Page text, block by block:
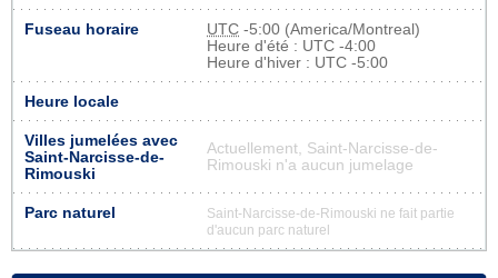
Fuseau horaire UTC -5:00 (America/Montreal)
Heure d'été : UTC -4:00
Heure d'hiver : UTC -5:00
Heure locale
Villes jumelées avec
Saint-Narcisse-de-
Rimouski
Actuellement, Saint-Narcisse-de-
Rimouski n'a aucun jumelage
Parc naturel
Saint-Narcisse-de-Rimouski ne fait partie
d'aucun parc naturel